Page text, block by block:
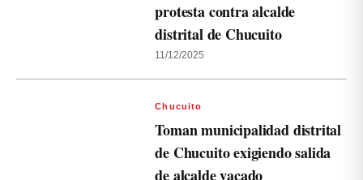
protesta contra alcalde
distrital de Chucuito
11/12/2025
Chucuito
Toman municipalidad distrital
de Chucuito exigiendo salida
de alcalde vacado